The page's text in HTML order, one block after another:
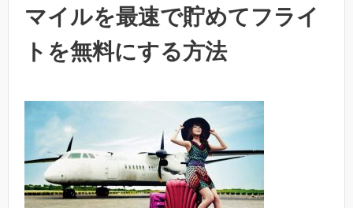
マイルを最速で貯めてフライ
トを無料にする方法